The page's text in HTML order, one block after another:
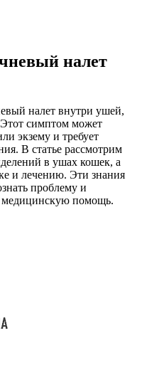
налет
налет внутри ушей,
Этот симптом может
экзему и требует
В статье рассмотрим
в ушах кошек, а
и лечению. Эти знания
проблему и
медицинскую помощь.